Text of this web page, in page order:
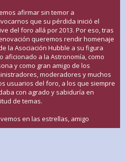
afirmar sin temor a
que su pérdida inició el
del foro allá por 2013. Por eso, tras
queremos rendir homenaje
la Asociación Hubble a su figura
aficionado a la Astronomía, como
y como gran amigo de los
moderadores y muchos
usuarios del foro, a los que siempre
con agrado y sabiduría en
de temas.
en las estrellas, amigo